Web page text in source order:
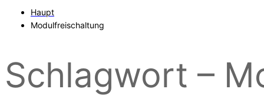
Haupt
Modulfreischaltung
Schlagwort –